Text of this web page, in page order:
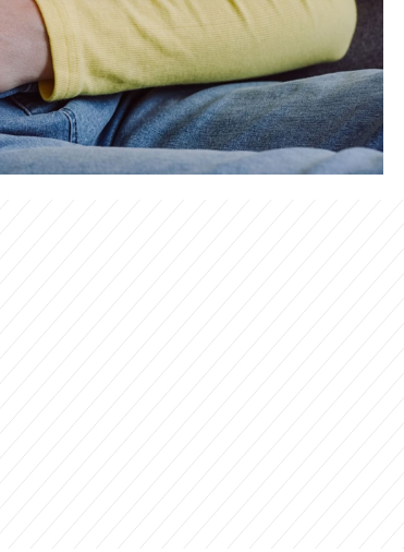
její tělo bojovalo s rakovinou
celou dobu, co ji zdravotní
ti však zákeřné onemocnění
od smrti dělilo pouhých 12 hodin.
druhé, aby příznaky – i ty